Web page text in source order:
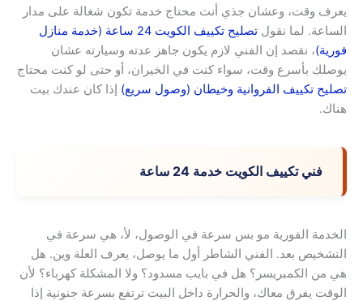
يعرف وقت، وعشان جذي أنت محتاج خدمة تكون شغالة على مدار
الساعة. لما نقول
تصليح تكييف الكويت 24 ساعة (خدمة منازل
فورية)، نقصد إن الفني لازم يكون جاهز عدته وسيارته عشان
يوصلك بأسرع وقت، سواء كنت في الخيران، أو حتى لو كنت محتاج
تصليح تكييف الفروانية وخيطان (وصول سريع) إذا كان عندك بيت
هناك.
فني تكييف الكويت خدمة 24 ساعة
الخدمة الفورية مو بس سرعة في الوصول، لأ، هي سرعة في
التشخيص بعد. الفني الشاطر أول ما يوصل، يعرف العلة وين. هل
هي من الكمبريسر؟ هل في بايب مسدود؟ ولا المشكلة كهرباء؟ لأن
الوقت يفرق معاك، والحرارة داخل البيت ترتفع بسرعة جنونية إذا